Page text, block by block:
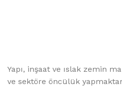
Yapı, inşaat ve ıslak zemin
ve sektöre öncülük